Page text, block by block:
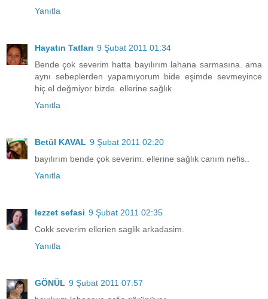
Yanıtla
Hayatın Tatları 9 Şubat 2011 01:34
Bende çok severim hatta bayılırım lahana sarmasına. ama
aynı sebeplerden yapamıyorum bide eşimde sevmeyince
hiç el değmiyor bizde. ellerine sağlık
Yanıtla
Betül KAVAL 9 Şubat 2011 02:20
bayılırım bende çok severim. ellerine sağlık canım nefis..
Yanıtla
lezzet sefasi 9 Şubat 2011 02:35
Cokk severim ellerien saglik arkadasim.
Yanıtla
GÖNÜL 9 Şubat 2011 07:57